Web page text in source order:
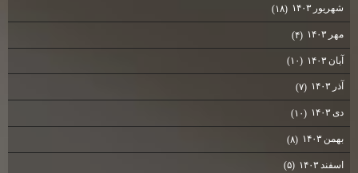
شهریور ۱۴۰۳ (۱۸)
مهر ۱۴۰۳ (۴)
آبان ۱۴۰۳ (۱۰)
آذر ۱۴۰۳ (۷)
دی ۱۴۰۳ (۱۰)
بهمن ۱۴۰۳ (۸)
اسفند ۱۴۰۳ (۵)